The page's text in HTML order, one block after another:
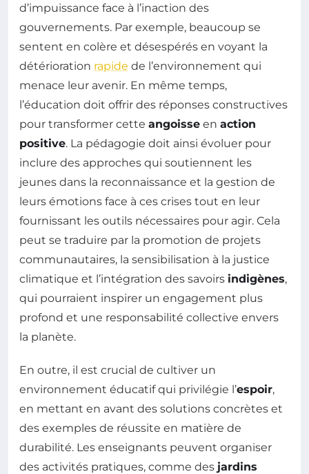
d’impuissance face à l’inaction des
gouvernements. Par exemple, beaucoup se
sentent en colère et désespérés en voyant la
détérioration rapide de l’environnement qui
menace leur avenir. En même temps,
l’éducation doit offrir des réponses constructives
pour transformer cette angoisse en action
positive. La pédagogie doit ainsi évoluer pour
inclure des approches qui soutiennent les
jeunes dans la reconnaissance et la gestion de
leurs émotions face à ces crises tout en leur
fournissant les outils nécessaires pour agir. Cela
peut se traduire par la promotion de projets
communautaires, la sensibilisation à la justice
climatique et l’intégration des savoirs indigènes,
qui pourraient inspirer un engagement plus
profond et une responsabilité collective envers
la planète.
En outre, il est crucial de cultiver un
environnement éducatif qui privilégie l’espoir,
en mettant en avant des solutions concrètes et
des exemples de réussite en matière de
durabilité. Les enseignants peuvent organiser
des activités pratiques, comme des jardins